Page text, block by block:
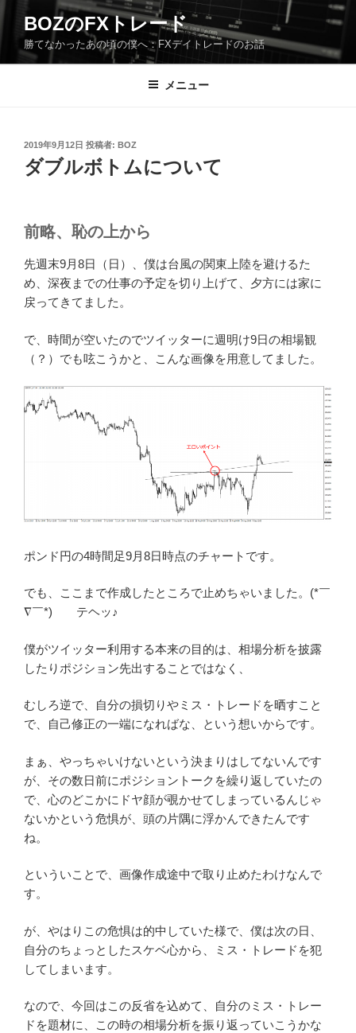
ン
BOZのFXトレード
勝てなかったあの頃の僕へ：FXデイトレードのお話
メニュー
投
稿
日:
2019年9月12日 投稿者: BOZ
ダブルボトムについて
前略、恥の上から
先週末9月8日（日）、僕は台風の関東上陸を避けるた
め、深夜までの仕事の予定を切り上げて、夕方には家に
戻ってきてました。
で、時間が空いたのでツイッターに週明け9日の相場観
（？）でも呟こうかと、こんな画像を用意してました。
ポンド円の4時間足9月8日時点のチャートです。
でも、ここまで作成したところで止めちゃいました。(*￣
∇￣*)ゞ テヘッ♪
僕がツイッター利用する本来の目的は、相場分析を披露
したりポジション先出することではなく、
むしろ逆で、自分の損切りやミス・トレードを晒すこと
で、自己修正の一端になればな、という想いからです。
まぁ、やっちゃいけないという決まりはしてないんです
が、その数日前にポジショントークを繰り返していたの
で、心のどこかにドヤ顔が覗かせてしまっているんじゃ
ないかという危惧が、頭の片隅に浮かんできたんです
ね。
といういことで、画像作成途中で取り止めたわけなんで
す。
が、やはりこの危惧は的中していた様で、僕は次の日、
自分のちょっとしたスケベ心から、ミス・トレードを犯
してしまいます。
なので、今回はこの反省を込めて、自分のミス・トレー
ドを題材に、この時の相場分析を振り返っていこうかな